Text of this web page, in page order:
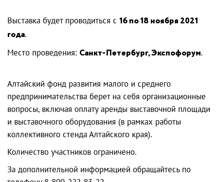
Выставка будет проводиться с 16 по 18 ноября 2021
года.
Место проведения: Санкт-Петербург, Экспофорум.
Алтайский фонд развития малого и среднего
предпринимательства берет на себя организационные
вопросы, включая оплату аренды выставочной площади
и выставочного оборудования (в рамках работы
коллективного стенда Алтайского края).
Количество участников ограничено.
За дополнительной информацией обращайтесь по